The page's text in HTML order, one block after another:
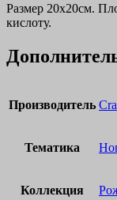
Размер 20х20см.
кислоту.
Производитель
Тематика
Коллекция